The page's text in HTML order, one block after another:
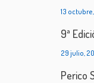
13
9ª
29 julio,
Perico